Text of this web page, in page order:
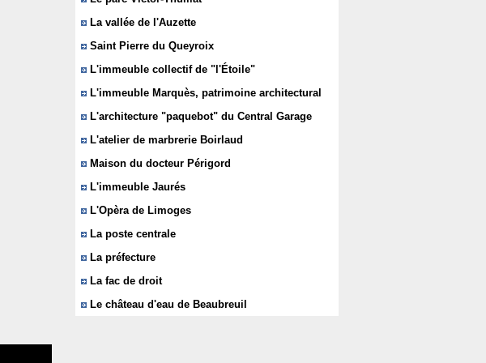
La vallée de l'Auzette
Saint Pierre du Queyroix
L'immeuble collectif de "l'Étoile"
L'immeuble Marquès, patrimoine architectural
L'architecture "paquebot" du Central Garage
L'atelier de marbrerie Boirlaud
Maison du docteur Périgord
L'immeuble Jaurés
L'Opèra de Limoges
La poste centrale
La préfecture
La fac de droit
Le château d'eau de Beaubreuil